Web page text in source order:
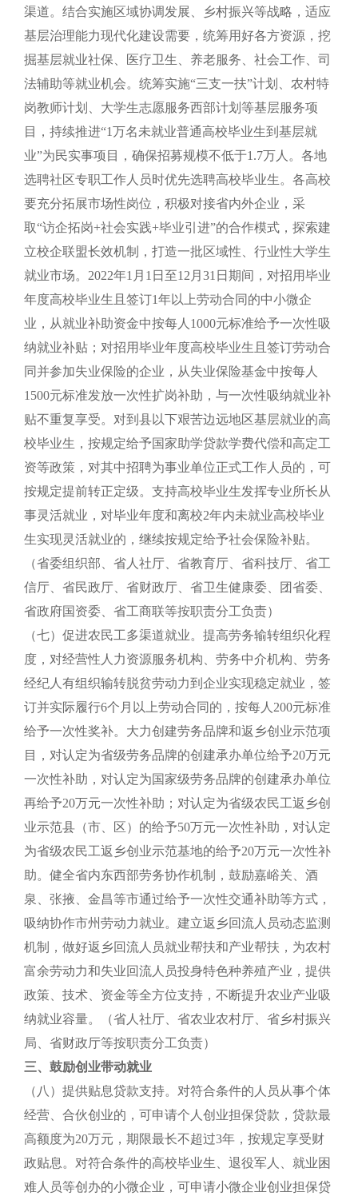
渠道。结合实施区域协调发展、乡村振兴等战略，适应
基层治理能力现代化建设需要，统筹用好各方资源，挖
掘基层就业社保、医疗卫生、养老服务、社会工作、司
法辅助等就业机会。统筹实施“三支一扶”计划、农村特
岗教师计划、大学生志愿服务西部计划等基层服务项
目，持续推进“1万名未就业普通高校毕业生到基层就
业”为民实事项目，确保招募规模不低于1.7万人。各地
选聘社区专职工作人员时优先选聘高校毕业生。各高校
要充分拓展市场性岗位，积极对接省内外企业，采
取“访企拓岗+社会实践+毕业引进”的合作模式，探索建
立校企联盟长效机制，打造一批区域性、行业性大学生
就业市场。2022年1月1日至12月31日期间，对招用毕业
年度高校毕业生且签订1年以上劳动合同的中小微企
业，从就业补助资金中按每人1000元标准给予一次性吸
纳就业补贴；对招用毕业年度高校毕业生且签订劳动合
同并参加失业保险的企业，从失业保险基金中按每人
1500元标准发放一次性扩岗补助，与一次性吸纳就业补
贴不重复享受。对到县以下艰苦边远地区基层就业的高
校毕业生，按规定给予国家助学贷款学费代偿和高定工
资等政策，对其中招聘为事业单位正式工作人员的，可
按规定提前转正定级。支持高校毕业生发挥专业所长从
事灵活就业，对毕业年度和离校2年内未就业高校毕业
生实现灵活就业的，继续按规定给予社会保险补贴。
（省委组织部、省人社厅、省教育厅、省科技厅、省工
信厅、省民政厅、省财政厅、省卫生健康委、团省委、
省政府国资委、省工商联等按职责分工负责）
（七）促进农民工多渠道就业。提高劳务输转组织化程
度，对经营性人力资源服务机构、劳务中介机构、劳务
经纪人有组织输转脱贫劳动力到企业实现稳定就业，签
订并实际履行6个月以上劳动合同的，按每人200元标准
给予一次性奖补。大力创建劳务品牌和返乡创业示范项
目，对认定为省级劳务品牌的创建承办单位给予20万元
一次性补助，对认定为国家级劳务品牌的创建承办单位
再给予20万元一次性补助；对认定为省级农民工返乡创
业示范县（市、区）的给予50万元一次性补助，对认定
为省级农民工返乡创业示范基地的给予20万元一次性补
助。健全省内东西部劳务协作机制，鼓励嘉峪关、酒
泉、张掖、金昌等市通过给予一次性交通补助等方式，
吸纳协作市州劳动力就业。建立返乡回流人员动态监测
机制，做好返乡回流人员就业帮扶和产业帮扶，为农村
富余劳动力和失业回流人员投身特色种养殖产业，提供
政策、技术、资金等全方位支持，不断提升农业产业吸
纳就业容量。（省人社厅、省农业农村厅、省乡村振兴
局、省财政厅等按职责分工负责）
三、鼓励创业带动就业
（八）提供贴息贷款支持。对符合条件的人员从事个体
经营、合伙创业的，可申请个人创业担保贷款，贷款最
高额度为20万元，期限最长不超过3年，按规定享受财
政贴息。对符合条件的高校毕业生、退役军人、就业困
难人员等创办的小微企业，可申请小微企业创业担保贷